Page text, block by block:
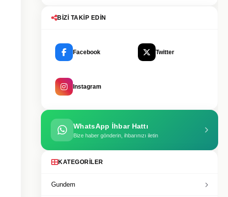
BIZI TAKIP EDIN
Facebook Twitter
Instagram
WhatsApp İhbar Hattı
Bize haber gönderin, ihbarınızı iletin
KATEGORILER
Gundem